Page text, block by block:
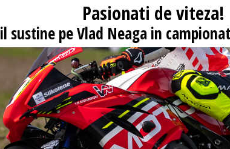
Pasionati de viteza!
il sustine pe Vlad Neaga in